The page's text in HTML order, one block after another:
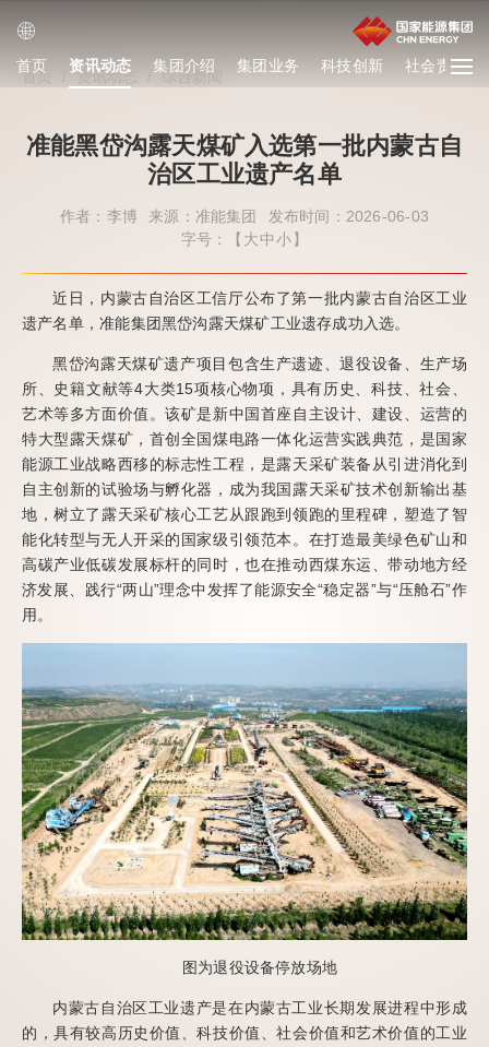
首页 资讯动态 集团介绍 集团业务 科技创新 社会责任
首页 /资讯动态 /综合新闻
准能黑岱沟露天煤矿入选第一批内蒙古自
治区工业遗产名单
作者：李博 来源：准能集团
发布时间：2026-06-03
字号：【 大中 小】
近日，内蒙古自治区工信厅公布了第一批内蒙古自治区工业
遗产名单，准能集团黑岱沟露天煤矿工业遗存成功入选。
黑岱沟露天煤矿遗产项目包含生产遗迹、退役设备、生产场
所、史籍文献等4大类15项核心物项，具有历史、科技、社会、
艺术等多方面价值。该矿是新中国首座自主设计、建设、运营的
特大型露天煤矿，首创全国煤电路一体化运营实践典范，是国家
能源工业战略西移的标志性工程， 是露天采矿装备从引进消化到
自主创新的试验场与孵化器 ，成为我国露天采矿技术创新输出基
地，树立了露天采矿核心工艺从跟跑到领跑的里程碑，塑造了智
能化转型与无人开采的国家级引领范本。在打造最美绿色矿山和
高碳产业低碳发展标杆的同时，也在推动西煤东运、带动地方经
济发展、践行“两山”理念中发挥了能源安全“稳定器”与“压舱石”作
用。
图为退役设备停放场地
内蒙古自治区工业遗产是在内蒙古工业长期发展进程中形成
的，具有较高历史价值、科技价值、社会价值和艺术价值的工业